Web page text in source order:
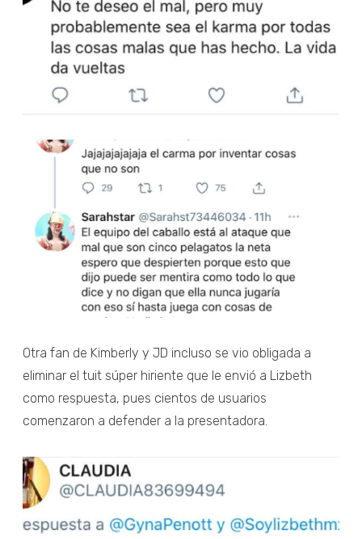
Otra fan de Kimberly y JD incluso se vio obligada a
eliminar el tuit súper hiriente que le envió a Lizbeth
como respuesta, pues cientos de usuarios
comenzaron a defender a la presentadora.